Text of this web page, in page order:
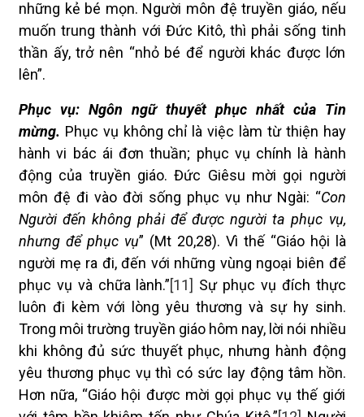
những kẻ bé mọn. Người môn đệ truyền giáo, nếu
muốn trung thành với Đức Kitô, thì phải sống tinh
thần ấy, trở nên “nhỏ bé để người khác được lớn
lên”.
Phục vụ: Ngôn ngữ thuyết phục nhất của Tin
mừng. Phục vụ không chỉ là việc làm từ thiện hay
hành vi bác ái đơn thuần; phục vụ chính là hành
động của truyền giáo. Đức Giêsu mời gọi người
môn đệ đi vào đời sống phục vụ như Ngài: “Con
Người đến không phải để được người ta phục vụ,
nhưng để phục vụ” (Mt 20,28). Vì thế “Giáo hội là
người mẹ ra đi, đến với những vùng ngoại biên để
phục vụ và chữa lành.”[11] Sự phục vụ đích thực
luôn đi kèm với lòng yêu thương và sự hy sinh.
Trong môi trường truyền giáo hôm nay, lời nói nhiều
khi không đủ sức thuyết phục, nhưng hành động
yêu thương phục vụ thì có sức lay động tâm hồn.
Hơn nữa, “Giáo hội được mời gọi phục vụ thế giới